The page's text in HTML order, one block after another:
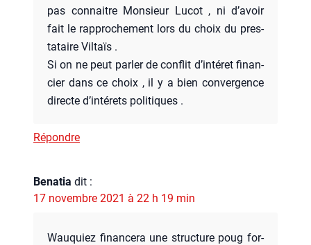
pas connaitre Mon­sieur Lucot , ni d’a­voir
fait le rap­pro­che­ment lors du choix du pres­
ta­taire Vil­taïs .
Si on ne peut par­ler de conflit d’in­té­ret finan­
cier dans ce choix , il y a bien conver­gence
directe d’in­té­rets poli­tiques .
Répondre
Benatia dit :
17 novembre 2021 à 22 h 19 min
Wau­quiez finan­ce­ra une struc­ture poug for­